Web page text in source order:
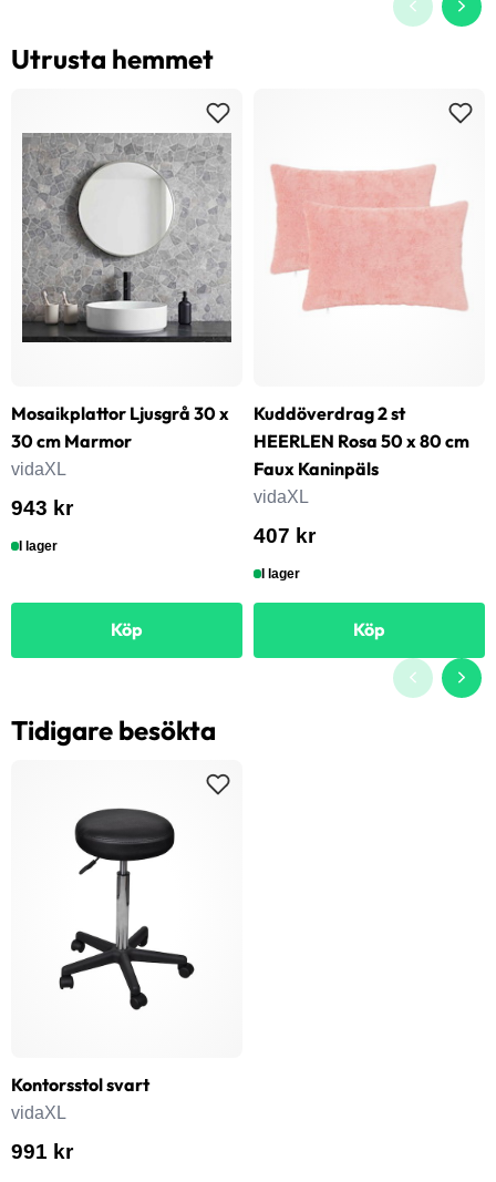
Utrusta hemmet
Mosaikplattor Ljusgrå 30 x
30 cm Marmor
vidaXL
943 kr
I lager
Köp
Kuddöverdrag 2 st
HEERLEN Rosa 50 x 80 cm
Faux Kaninpäls
vidaXL
407 kr
I lager
Köp
Tidigare besökta
Kontorsstol svart
vidaXL
991 kr